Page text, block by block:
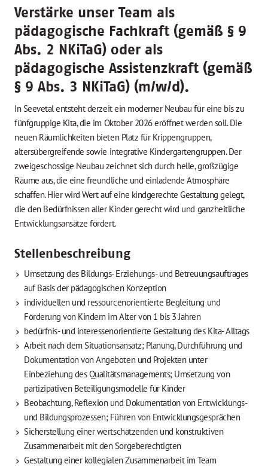
Verstärke unser Team als
pädagogische Fachkraft (gemäß § 9
Abs. 2 NKiTaG) oder als
pädagogische Assistenzkraft (gemäß
§ 9 Abs. 3 NKiTaG) (m/w/d).
In Seevetal entsteht derzeit ein moderner Neubau für eine bis zu
fünfgruppige Kita, die im Oktober 2026 eröffnet werden soll. Die
neuen Räumlichkeiten bieten Platz für Krippengruppen,
altersübergreifende sowie integrative Kindergartengruppen. Der
zweigeschossige Neubau zeichnet sich durch helle, großzügige
Räume aus, die eine freundliche und einladende Atmosphäre
schaffen. Hier wird Wert auf eine kindgerechte Gestaltung gelegt,
die den Bedürfnissen aller Kinder gerecht wird und ganzheitliche
Entwicklungsansätze fördert.
Stellenbeschreibung
Umsetzung des Bildungs- Erziehungs- und Betreuungsauftrages
auf Basis der pädagogischen Konzeption
individuellen und ressourcenorientierte Begleitung und
Förderung von Kindern im Alter von 1 bis 3 Jahren
bedürfnis- und interessenorientierte Gestaltung des Kita- Alltags
Arbeit nach dem Situationsansatz; Planung, Durchführung und
Dokumentation von Angeboten und Projekten unter
Einbeziehung des Qualitätsmanagements; Umsetzung von
partizipativen Beteiligungsmodelle für Kinder
Beobachtung, Reflexion und Dokumentation von Entwicklungs-
und Bildungsprozessen; Führen von Entwicklungsgesprächen
Sicherstellung einer wertschätzenden und konstruktiven
Zusammenarbeit mit den Sorgeberechtigten
Gestaltung einer kollegialen Zusammenarbeit im Team